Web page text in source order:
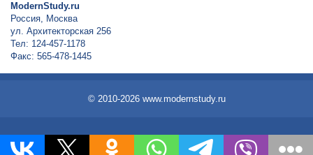
ModernStudy.ru
Россия, Москва
ул. Архитекторская 256
Тел: 124-457-1178
Факс: 565-478-1445
© 2010-2026 www.modernstudy.ru